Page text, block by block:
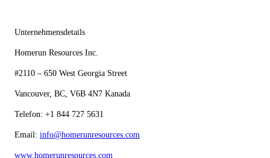
Unternehmensdetails
Homerun Resources Inc.
#2110 – 650 West Georgia Street
Vancouver, BC, V6B 4N7 Kanada
Telefon: +1 844 727 5631
Email: info@homerunresources.com
www.homerunresources.com